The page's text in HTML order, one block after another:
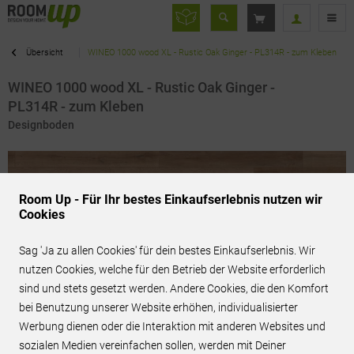
Übersicht WINEO 1000 wood XL - Rustic Oak Ginger - PL314R - zum Kleben
WINEO 1000 wood XL - Rustic Oak Ginger -
PL314R - zum Kleben
Designboden
Room Up - Für Ihr bestes Einkaufserlebnis nutzen wir
Cookies
Sag 'Ja zu allen Cookies' für dein bestes Einkaufserlebnis. Wir
nutzen Cookies, welche für den Betrieb der Website erforderlich
sind und stets gesetzt werden. Andere Cookies, die den Komfort
bei Benutzung unserer Website erhöhen, individualisierter
Werbung dienen oder die Interaktion mit anderen Websites und
sozialen Medien vereinfachen sollen, werden mit Deiner